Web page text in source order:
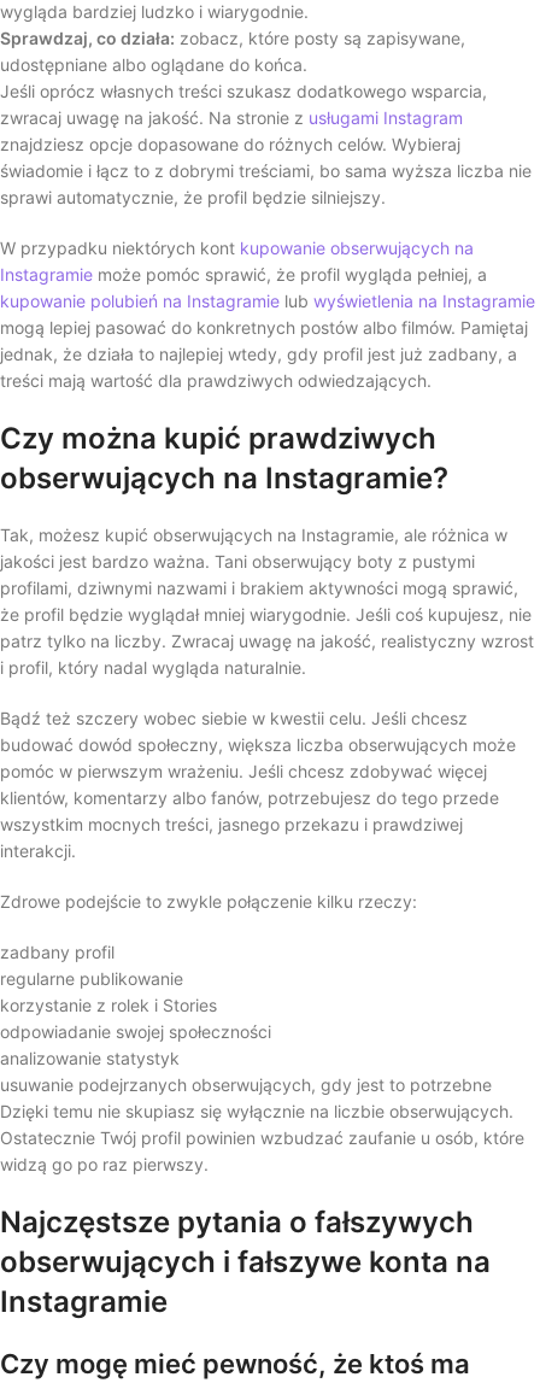
wygląda bardziej ludzko i wiarygodnie.
Sprawdzaj, co działa: zobacz, które posty są zapisywane,
udostępniane albo oglądane do końca.
Jeśli oprócz własnych treści szukasz dodatkowego wsparcia,
zwracaj uwagę na jakość. Na stronie z usługami Instagram
znajdziesz opcje dopasowane do różnych celów. Wybieraj
świadomie i łącz to z dobrymi treściami, bo sama wyższa liczba nie
sprawi automatycznie, że profil będzie silniejszy.
W przypadku niektórych kont kupowanie obserwujących na
Instagramie może pomóc sprawić, że profil wygląda pełniej, a
kupowanie polubień na Instagramie lub wyświetlenia na Instagramie
mogą lepiej pasować do konkretnych postów albo filmów. Pamiętaj
jednak, że działa to najlepiej wtedy, gdy profil jest już zadbany, a
treści mają wartość dla prawdziwych odwiedzających.
Czy można kupić prawdziwych
obserwujących na Instagramie?
Tak, możesz kupić obserwujących na Instagramie, ale różnica w
jakości jest bardzo ważna. Tani obserwujący boty z pustymi
profilami, dziwnymi nazwami i brakiem aktywności mogą sprawić,
że profil będzie wyglądał mniej wiarygodnie. Jeśli coś kupujesz, nie
patrz tylko na liczby. Zwracaj uwagę na jakość, realistyczny wzrost
i profil, który nadal wygląda naturalnie.
Bądź też szczery wobec siebie w kwestii celu. Jeśli chcesz
budować dowód społeczny, większa liczba obserwujących może
pomóc w pierwszym wrażeniu. Jeśli chcesz zdobywać więcej
klientów, komentarzy albo fanów, potrzebujesz do tego przede
wszystkim mocnych treści, jasnego przekazu i prawdziwej
interakcji.
Zdrowe podejście to zwykle połączenie kilku rzeczy:
zadbany profil
regularne publikowanie
korzystanie z rolek i Stories
odpowiadanie swojej społeczności
analizowanie statystyk
usuwanie podejrzanych obserwujących, gdy jest to potrzebne
Dzięki temu nie skupiasz się wyłącznie na liczbie obserwujących.
Ostatecznie Twój profil powinien wzbudzać zaufanie u osób, które
widzą go po raz pierwszy.
Najczęstsze pytania o fałszywych
obserwujących i fałszywe konta na
Instagramie
Czy mogę mieć pewność, że ktoś ma